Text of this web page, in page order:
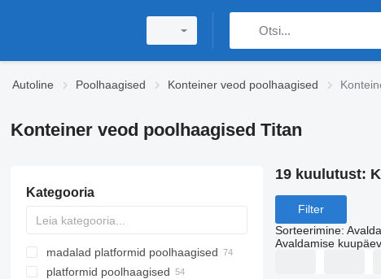
Autoline Poolhaagised Konteiner veod poolhaagised
Konteiner veod poolhaagised Titan
Kategooria
madalad platformid poolhaagised
platformid poolhaagised
19 kuulutust:
Filter
Sorteerimine:
Avaldamise kuupäev